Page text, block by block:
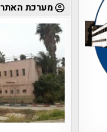
מערכת האתר